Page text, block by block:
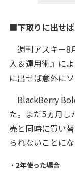
■下取りに出せ
週刊アスキー8
入＆運用術』に
に出せば意外に
BlackBerry
た。まだ5ヵ月し
売と同時に買い
られないことにな
・2年使った場合